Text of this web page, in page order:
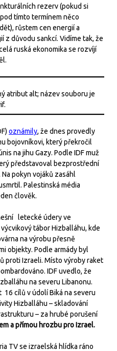
rezerv (pokud si
tímto termínem něco
růstem cen energií a
z důvodu sankcí. Vidíme tak, že
ruská ekonomika se rozvíjí
oznámily, že dnes provedly
bojovníkovi, který překročil
na jihu Gazy. Podle IDF muž
představoval bezprostřední
pokyn vojáků zasáhl
Palestinská média
člověk.
letecké údery ve
tábor Hizballáhu, kde
na výrobu přesně
objekty. Podle armády byl
proti Izraeli. Místo výroby raket
IDF uvedlo, že
na severu Libanonu.
cílů v údolí Biká na severu
Hizballáhu – skladování
– za hrubé porušení
a přímou hrozbu pro Izrael.
TV se izraelská hlídka ráno